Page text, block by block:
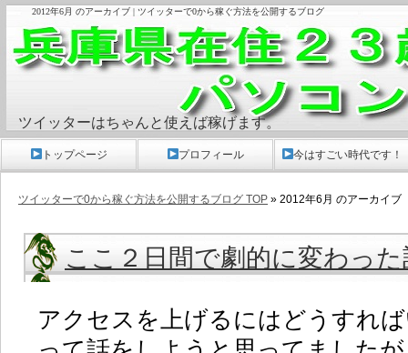
2012年6月 のアーカイブ | ツイッターで0から稼ぐ方法を公開するブログ
ここ２日間で劇的に変わった
アクセスを上げるにはどうすれ
ツイッターで0から稼ぐ方法を公開するブログ TOP » 2012年6月 のアーカイブ
ツイッターはちゃんと使えば稼げます。
トップページ プロフィール 今はすごい時代です！